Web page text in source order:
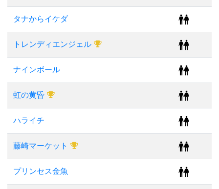
タナからイケダ
トレンディエンジェル
ナインボール
虹の黄昏
ハライチ
藤崎マーケット
プリンセス金魚